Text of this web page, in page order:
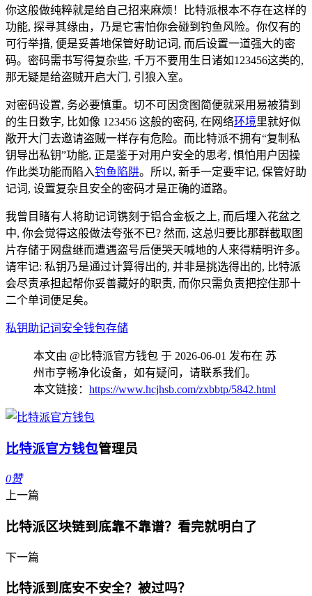
你这般做纯粹就是给自己招来麻烦！比特派根本不存在这样的
功能, 探寻其缘由，乃是它害怕你会碰到钓鱼风险。你仅有的
可行举措, 便是妥善地保管好助记词, 而后设置一道强大的密
码。密码需书写得复杂些, 千万不要用生日诸如123456这类的,
那无疑是给盗贼开启大门, 引狼入室。
对密码设置, 务必要慎重。切不可因贪图简便就采用易被猜到
的生日数字, 比如像 123456 这般的密码, 在网络环境里就好似
敞开大门去邀请盗贼一样存有危险。而比特派不拥有“复制私
钥导出私钥”功能, 正是鉴于对用户安全的思考, 惧怕用户因操
作此类功能而陷入钓鱼陷阱。所以, 新手一定要牢记, 保管好助
记词, 设置复杂且安全的密码才是正确的道路。
我曾目睹有人将助记词镌刻于铝合金板之上, 而后埋入花盆之
中, 你会觉得这般做法夸张不已? 然而, 这总归要比那群截取图
片存储于网盘继而遭遇盗号后便哭天喊地的人来得精明许多。
请牢记: 私钥乃是通过计算得出的, 并非是挑选得出的, 比特派
会尽责承担起帮你妥善藏好的职责, 而你只需负责把控住那十
二个单词便足矣。
私钥助记词 安全钱包存储
本文由 @比特派官方钱包 于 2026-06-01 发布在 苏
州市亨畅净化设备，如有疑问，请联系我们。
本文链接： https://www.hcjhsb.com/zxbbtp/5842.html
比特派官方钱包管理员
0赞
上一篇
比特派区块链到底靠不靠谱？看完就明白了
下一篇
比特派到底安不安全？被过吗？